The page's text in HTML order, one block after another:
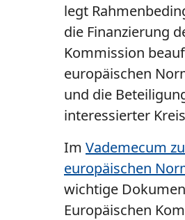
legt
die Finanzierung
Kommission
europäischen
und die
interessierter
Im Vademecum
europäischen
wichtige
Europäischen